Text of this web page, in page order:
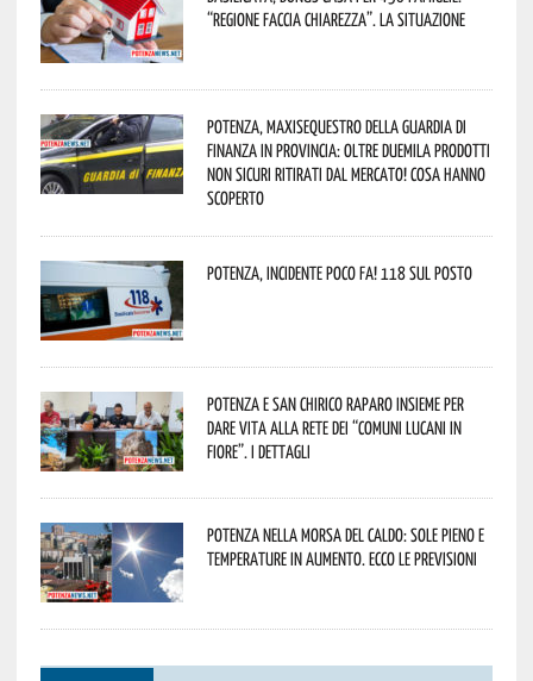
“Regione faccia chiarezza”. La situazione
Potenza, maxisequestro della Guardia di
Finanza in provincia: oltre duemila prodotti
non sicuri ritirati dal mercato! Cosa hanno
scoperto
Potenza, incidente poco fa! 118 sul posto
Potenza e San Chirico Raparo insieme per
dare vita alla rete dei “Comuni Lucani in
Fiore”. I dettagli
Potenza nella morsa del caldo: sole pieno e
temperature in aumento. Ecco le previsioni